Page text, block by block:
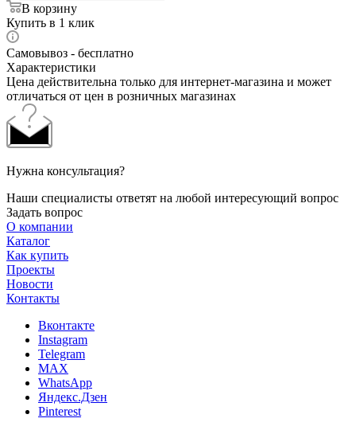
В корзину
Купить в 1 клик
Самовывоз - бесплатно
Характеристики
Цена действительна только для интернет-магазина и может
отличаться от цен в розничных магазинах
Нужна консультация?
Наши специалисты ответят на любой интересующий вопрос
Задать вопрос
О компании
Каталог
Как купить
Проекты
Новости
Контакты
Вконтакте
Instagram
Telegram
MAX
WhatsApp
Яндекс.Дзен
Pinterest